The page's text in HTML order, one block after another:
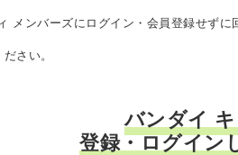
メンバーズにログイン・会員登録せず
さい。
バンダイ
登録・ログイン